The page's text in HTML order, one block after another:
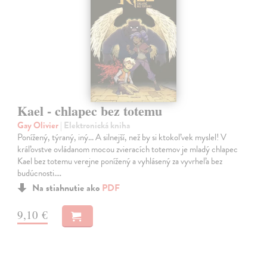
Kael - chlapec bez totemu
Gay Olivier| Elektronická kniha
Ponížený, týraný, iný... A silnejší, než by si ktokoľvek myslel! V
kráľovstve ovládanom mocou zvieracích totemov je mladý chlapec
Kael bez totemu verejne ponížený a vyhlásený za vyvrheľa bez
budúcnosti.…
Na stiahnutie ako PDF
9,10 €